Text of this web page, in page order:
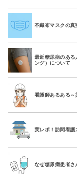
不織布マスクの真
最近糖尿病のある
ング）について
看護師あるある～
実レポ！訪問看護
なぜ糖尿病患者さ